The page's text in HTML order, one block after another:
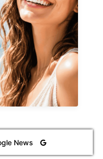
News